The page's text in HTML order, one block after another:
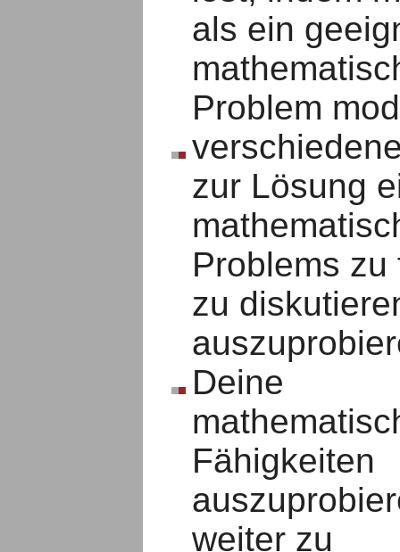
als ein
Problem
zur Lösung
Problems zu
zu
Deine
Fähigkeiten
weiter zu